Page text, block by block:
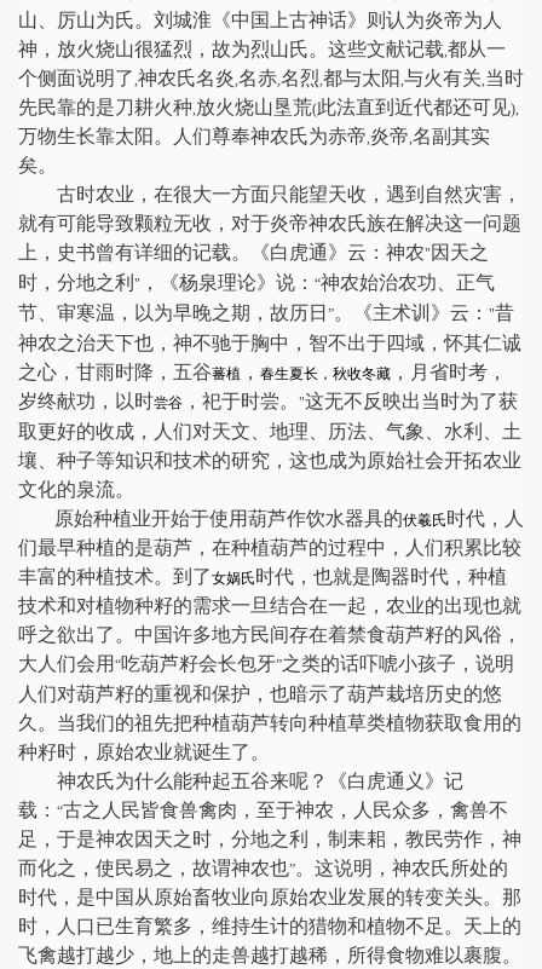
山、厉山为氏。刘城淮《中国上古神话》则认为炎帝为人
神，放火烧山很猛烈，故为烈山氏。这些文献记载 都从一
个侧面说明了 神农氏名炎 名赤名烈 都与太阳 与火有关 当时
先民靠的是刀耕火种 放火烧山垦荒(此法直到近代都还可见),
万物生长靠太阳。人们尊奉神农氏为赤帝 炎帝 名副其实
矣。
古时农业，在很大一方面只能望天收，遇到自然灾害，
就有可能导致颗粒无收，对于炎帝神农氏族在解决这一问题
上，史书曾有详细的记载。《白虎通》云：神农" 因天之
时，分地之利 " ，《杨泉理论》说： “神农始治农功、正气
节、审寒温，以为早晚之期，故历日 ”。《主术训》云： "昔
神农之治天下也，神不驰于胸中，智不出于四域，怀其仁诚
之心，甘雨时降，五谷蕃植 ， 春生夏长，秋收冬藏 ，月省时考，
岁终献功，以时尝谷 ，祀于时尝。 "这无不反映出当时为了获
取更好的收成，人们对天文、地理、历法、气象、水利、土
壤、种子等知识和技术的研究，这也成为原始社会开拓农业
文化的泉流。
原始种植业开始于使用葫芦作饮水器具的伏羲氏时代，人
们最早种植的是葫芦，在种植葫芦的过程中，人们积累比较
丰富的种植技术。到了女娲氏时代，也就是陶器时代，种植
技术和对植物种籽的需求一旦结合在一起，农业的出现也就
呼之欲出了。中国许多地方民间存在着禁食葫芦籽的风俗，
大人们会用 “吃葫芦籽会长包牙”之类的话吓唬小孩子，说明
人们对葫芦籽的重视和保护，也暗示了葫芦栽培历史的悠
久。当我们的祖先把种植葫芦转向种植草类植物获取食用的
种籽时，原始农业就诞生了。
神农氏为什么能种起五谷来呢？《白虎通义》记
载： “古之人民皆食兽禽肉，至于神农，人民众多，禽兽不
足，于是神农因天之时，分地之利，制耒耜，教民劳作，神
而化之，使民易之，故谓神农也”。这说明，神农氏所处的
时代，是中国从原始畜牧业向原始农业发展的转变关头。那
时，人口已生育繁多，维持生计的猎物和植物不足。天上的
飞禽越打越少，地上的走兽越打越稀，所得食物难以裹腹。